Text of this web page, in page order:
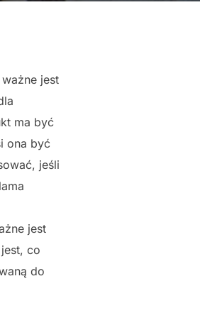
jest
ma być
ona być
jeśli
jest
co
do